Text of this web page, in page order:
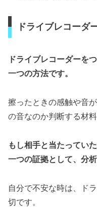
ドライブレコーダ
ドライブレコーダーを
一つの方法です。
擦ったときの感触や音
の音なのか判断する材料
もし相手と当たってい
一つの証拠として、分
自分で不安な時は、ド
切です。